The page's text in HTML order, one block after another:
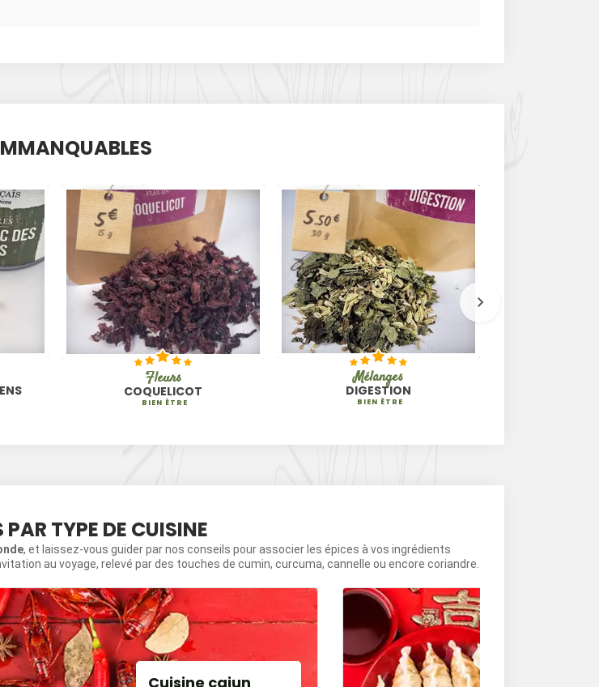
5€
15 g
Fleurs
COQUELICOT
BIEN ÊTRE
5.50€
30 g
Mélanges
DIGESTION
BIEN ÊTRE
PAR TYPE DE CUISINE
, et laissez-vous guider par nos conseils pour associer les épices à vos ingrédients
au voyage, relevé par des touches de cumin, curcuma, cannelle ou encore coriandre.
Cuisine cajun